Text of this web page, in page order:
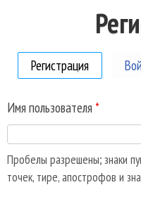
Регистрация (активная
Имя пользователя *
Пробелы разрешены; знаки
точек, тире, апострофов и